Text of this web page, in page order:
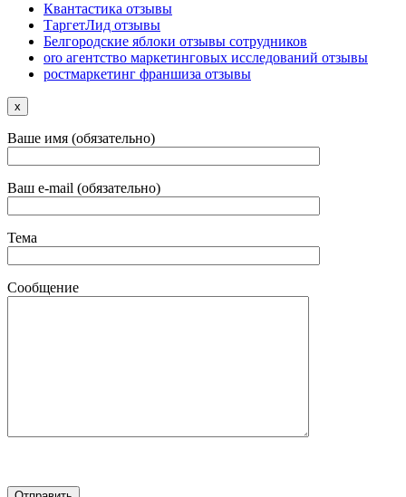
Квантастика отзывы
ТаргетЛид отзывы
Белгородские яблоки отзывы сотрудников
oro агентство маркетинговых исследований отзывы
ростмаркетинг франшиза отзывы
x
Ваше имя (обязательно)
Ваш e-mail (обязательно)
Тема
Сообщение